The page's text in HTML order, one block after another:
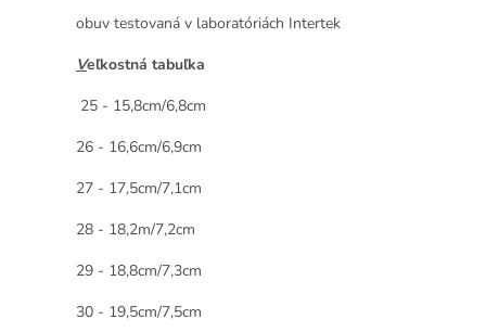
obuv testovaná v laboratóriách Intertek
Veľkostná tabuľka
25 - 15,8cm/6,8cm
26 - 16,6cm/6,9cm
27 - 17,5cm/7,1cm
28 - 18,2m/7,2cm
29 - 18,8cm/7,3cm
30 - 19,5cm/7,5cm